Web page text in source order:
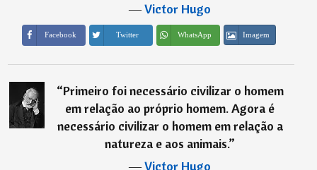
―Victor Hugo
Facebook Twitter WhatsApp Imagem
“Primeiro foi necessário civilizar o homem
em relação ao próprio homem. Agora é
necessário civilizar o homem em relação a
natureza e aos animais.”
―Victor Hugo